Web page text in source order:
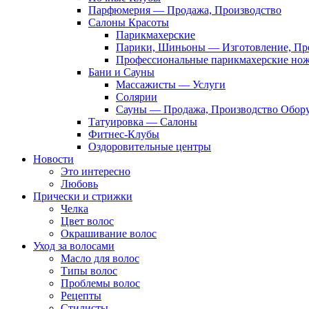
Парфюмерия — Продажа, Производство
Салоны Красоты
Парикмахерские
Парики, Шиньоны — Изготовление,
Профессиональные парикмахерские
Бани и Сауны
Массажисты — Услуги
Солярии
Сауны — Продажа, Производство
Татуировка — Салоны
Фитнес-Клубы
Оздоровительные центры
Новости
Это интересно
Любовь
Прически и стрижки
Челка
Цвет волос
Окрашивание волос
Уход за волосами
Масло для волос
Типы волос
Проблемы волос
Рецепты